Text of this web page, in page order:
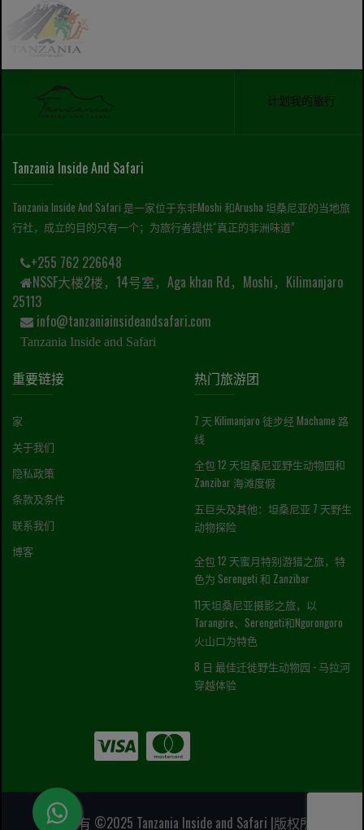
计划我的旅行
Tanzania Inside And Safari
Tanzania Inside And Safari 是一家位于东非Moshi 和Arusha 坦桑尼亚的当地旅
行社，成立的目的只有一个；为旅行者提供“真正的非洲味道”
+255 762 226648
NSSF大楼2楼，14号室，Aga khan Rd，Moshi，Kilimanjaro
25113
info@tanzaniainsideandsafari.com
Tanzania Inside and Safari
重要链接
家
关于我们
隐私政策
条款及条件
联系我们
博客
热门旅游团
7 天 Kilimanjaro 徒步经 Machame 路
线
全包 12 天坦桑尼亚野生动物园和
Zanzibar 海滩度假
五巨头及其他：坦桑尼亚 7 天野生
动物探险
全包 12 天蜜月特别游猎之旅，特
色为 Serengeti 和 Zanzibar
11天坦桑尼亚摄影之旅，以
Tarangire、Serengeti和Ngorongoro
火山口为特色
8 日 最佳迁徙野生动物园 - 马拉河
穿越体验
版权所有 ©2025 Tanzania Inside and Safari |版权所有